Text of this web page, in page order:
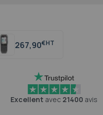
267,90€
Excellent avec 21400 avis